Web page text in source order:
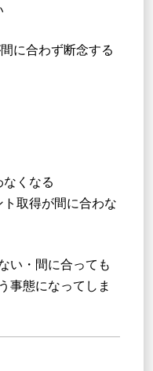
に合わず断念する
くなる
取得が間に合わな
い・間に合っても
事態になってしま